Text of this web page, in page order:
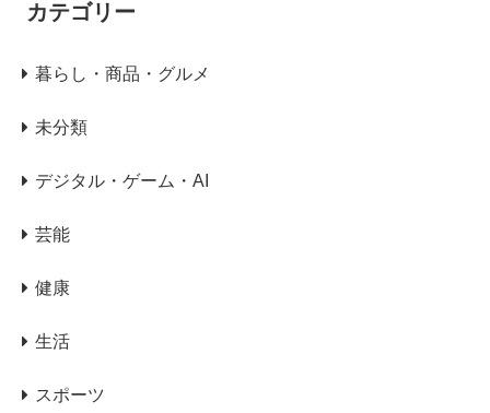
カテゴリー
暮らし・商品・グルメ
未分類
デジタル・ゲーム・AI
芸能
健康
生活
スポーツ